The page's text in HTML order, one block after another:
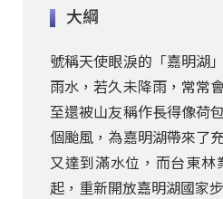
大綱
號稱天使眼淚的「嘉明湖
雨水，若久未降雨，常常
至還被山友稱作長得像荷
個颱風，為嘉明湖帶來了
又達到滿水位，而台東林
起，重新開放嘉明湖國家